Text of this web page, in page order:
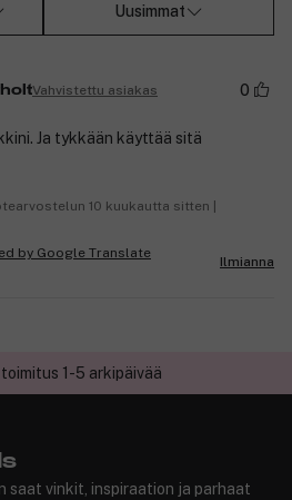
Uusimmat
Vahvistettu asiakas 0
Ja tykkään käyttää sitä
10 kuukautta sitten |
Ilmianna
1-5 arkipäivää
saat vinkit, inspiraation ja parhaat